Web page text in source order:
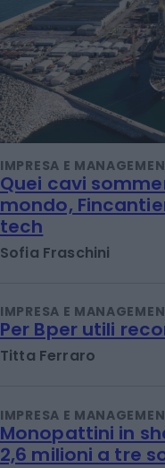
IMPRESA E
Quei cavi
mondo,
tech
Sofia Fraschini
IMPRESA E
Per Bper utili
Titta Ferraro
IMPRESA E
Monopattini in
2,6 milioni a tre